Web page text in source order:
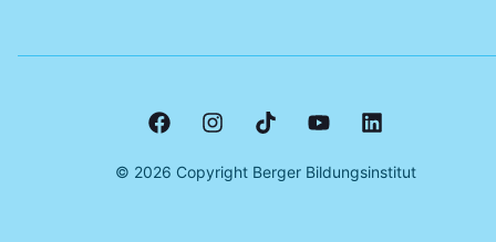
© 2026 Copyright Berger Bildungsinstitut